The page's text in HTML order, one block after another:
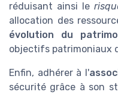
réduisant ainsi le
allocation des
évolution du
objectifs patrimoniaux
Enfin, adhérer à l'
sécurité grâce à son